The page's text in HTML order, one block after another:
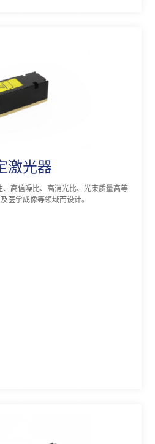
激光器
、高信噪比、高消光比、光束质量高等
医学成像等领域而设计。